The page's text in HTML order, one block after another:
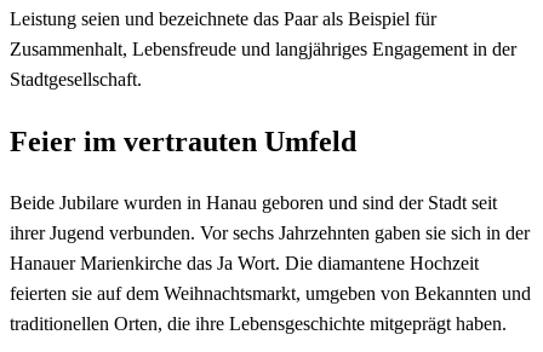
Leistung seien und bezeichnete das Paar als Beispiel für
Zusammenhalt, Lebensfreude und langjähriges Engagement in der
Stadtgesellschaft.
Feier im vertrauten Umfeld
Beide Jubilare wurden in Hanau geboren und sind der Stadt seit
ihrer Jugend verbunden. Vor sechs Jahrzehnten gaben sie sich in der
Hanauer Marienkirche das Ja Wort. Die diamantene Hochzeit
feierten sie auf dem Weihnachtsmarkt, umgeben von Bekannten und
traditionellen Orten, die ihre Lebensgeschichte mitgeprägt haben.